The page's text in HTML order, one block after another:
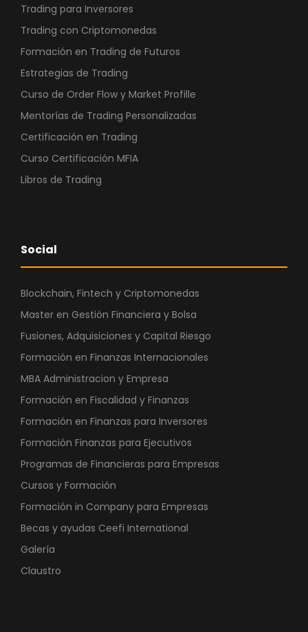
Trading para Inversores
Trading con Criptomonedas
Formación en Trading de Futuros
Estrategias de Trading
Curso de Order Flow y Market Profille
Mentorías de Trading Personalizadas
Certificación en Trading
Curso Certificación MFIA
Libros de Trading
Social
Blockchain, Fintech y Criptomonedas
Master en Gestión Financiera y Bolsa
Fusiones, Adquisiciones y Capital Riesgo
Formación en Finanzas Internacionales
MBA Administracion y Empresa
Formación en Fiscalidad y Finanzas
Formación en Finanzas para Inversores
Formación Finanzas para Ejecutivos
Programas de Financieras para Empresas
Cursos y Formación
Formación in Company para Empresas
Becas y ayudas Ceefi International
Galería
Claustro